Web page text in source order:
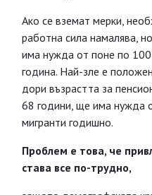
Ако се вземат мерки,
работна сила намалява,
има нужда от поне по 100
година. Най-зле е
дори възрастта за
68 години, ще има нужда
мигранти годишно.
Проблем е това, че
става все по-трудно,